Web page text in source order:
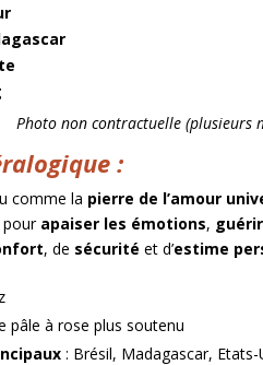
:
:
Photo non contractuelle (plusieurs
:
comme la pierre de l’amour
pour apaiser les émotions,
, de sécurité et d’estime
pâle à rose plus soutenu
: Brésil, Madagascar,